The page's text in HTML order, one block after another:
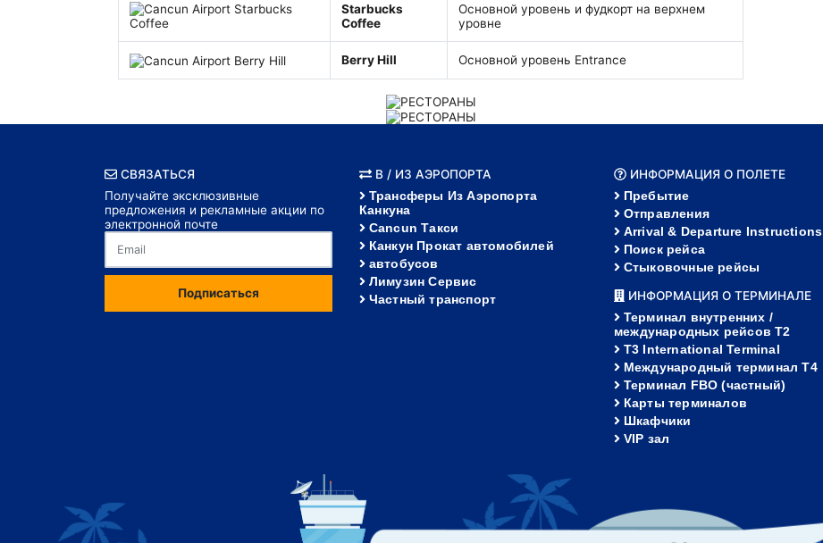
Starbucks
Coffee
Основной уровень и фудкорт на верхнем
уровне
Berry Hill Основной уровень Entrance
СВЯЗАТЬСЯ
Получайте эксклюзивные
предложения и рекламные акции по
электронной почте
Подписаться
В / ИЗ АЭРОПОРТА
Трансферы Из Аэропорта
Канкуна
Cancun Такси
Канкун Прокат автомобилей
автобусов
Лимузин Сервис
Частный транспорт
ИНФОРМАЦИЯ О ПОЛЕТЕ
Пребытие
Отправления
Arrival & Departure Instructions
Поиск рейса
Стыковочные рейсы
ИНФОРМАЦИЯ О ТЕРМИНАЛЕ
Терминал внутренних /
международных рейсов T2
T3 International Terminal
Международный терминал Т4
Терминал FBO (частный)
Карты терминалов
Шкафчики
VIP зал